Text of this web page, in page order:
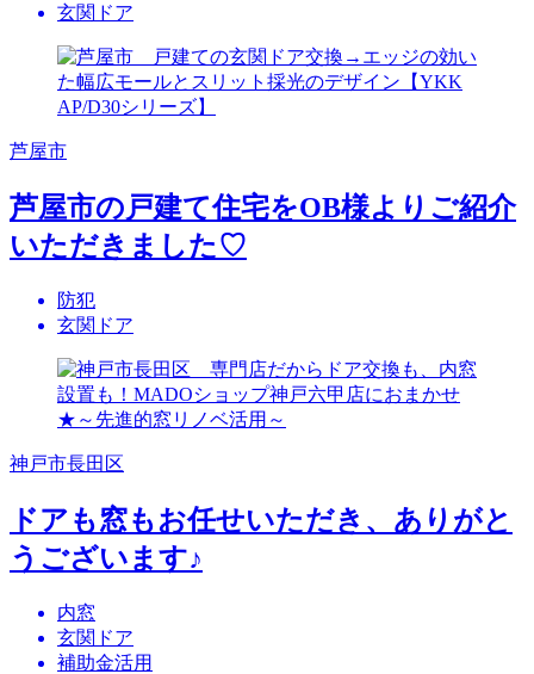
玄関ドア
芦屋市
芦屋市の戸建て住宅をOB様よりご紹介
いただきました♡
防犯
玄関ドア
神戸市長田区
ドアも窓もお任せいただき、ありがと
うございます♪
内窓
玄関ドア
補助金活用